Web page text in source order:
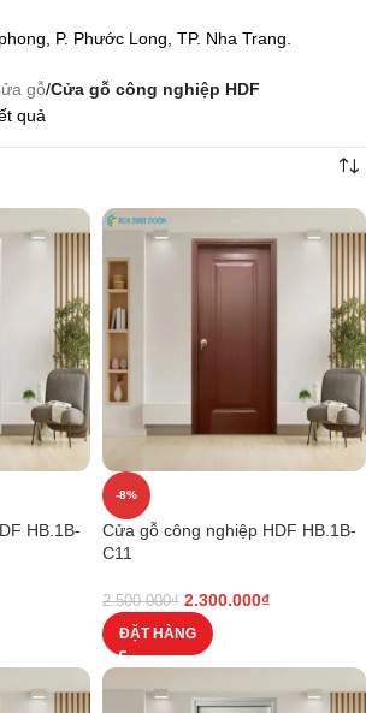
P. Phước Long, TP. Nha Trang.
gỗ/Cửa gỗ công nghiệp HDF
quả
HB.1B-
-8%
Cửa gỗ công nghiệp HDF HB.1B-
C11
2.500.000₫ 2.300.000₫
ĐẶT HÀNG